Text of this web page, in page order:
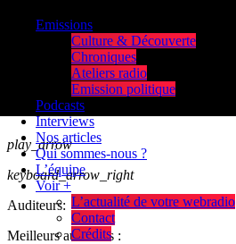
play_arrow
keyboard_arrow_right
Auditeurs:
Meilleurs auditeurs :
Emissions
Culture & Découverte
Chroniques
Ateliers radio
Emission politique
Podcasts
Interviews
Nos articles
Qui sommes-nous ?
L’équipe
Voir +
L’actualité de votre webradio
Contact
Crédits